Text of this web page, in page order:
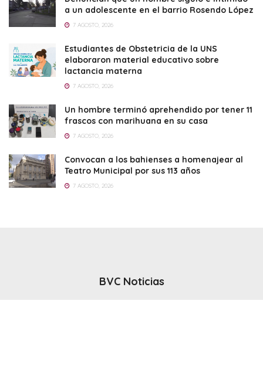
a un adolescente en el barrio Rosendo López
7 AGOSTO, 2026
Estudiantes de Obstetricia de la UNS
elaboraron material educativo sobre
lactancia materna
7 AGOSTO, 2026
Un hombre terminó aprehendido por tener 11
frascos con marihuana en su casa
7 AGOSTO, 2026
Convocan a los bahienses a homenajear al
Teatro Municipal por sus 113 años
7 AGOSTO, 2026
BVC Noticias